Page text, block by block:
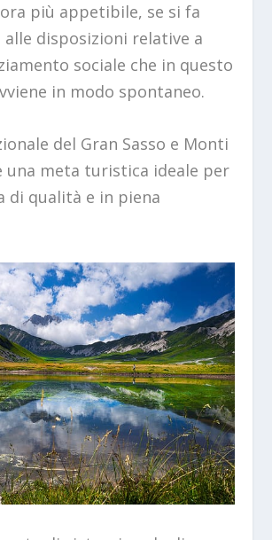
più appetibile, se si fa
disposizioni relative a
sociale che in questo
in modo spontaneo.
del Gran Sasso e Monti
una meta turistica ideale per
di qualità e in piena